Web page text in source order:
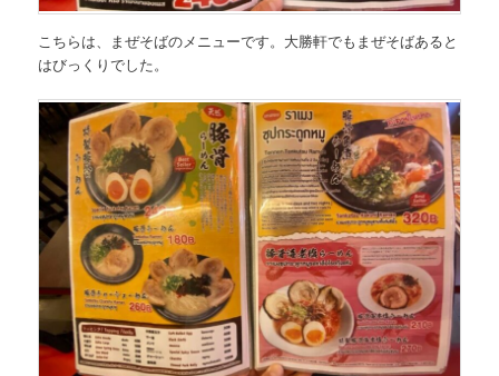
こちらは、 まぜそばのメニューです。大勝軒でもまぜそばあると
はびっくりでした。